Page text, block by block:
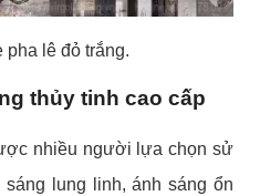
lê đỏ trắng.
thủy tinh cao cấp
nhiều người lựa chọn sử
lung linh, ánh sáng ổn